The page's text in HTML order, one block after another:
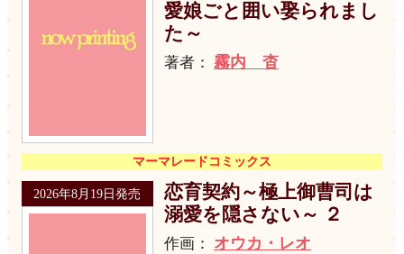
愛娘ごと囲い娶られまし
た～
著者： 霧内 杳
マーマレードコミックス
2026年8月19日発売
恋育契約～極上御曹司は
溺愛を隠さない～ ２
作画： オウカ・レオ